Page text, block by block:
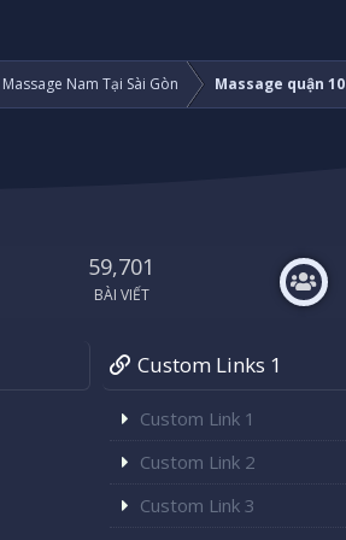
a
Nam Tại Sài Gòn Massage quận 10
59,701
BÀI VIẾT
Custom Links 1
Custom Link 1
Custom Link 2
Custom Link 3